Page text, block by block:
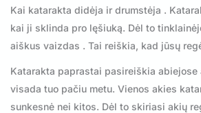
Kai katarakta didėja ir drumstėja .
kai ji sklinda pro lęšiuką. Dėl to
aiškus vaizdas . Tai reiškia, kad jūsų
Katarakta paprastai pasireiškia abiejose
visada tuo pačiu metu. Vienos akies
sunkesnė nei kitos. Dėl to skiriasi akių